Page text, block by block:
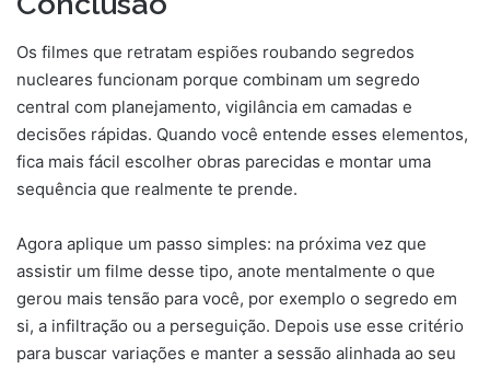
Os filmes que retratam espiões roubando segredos
nucleares funcionam porque combinam um segredo
central com planejamento, vigilância em camadas e
decisões rápidas. Quando você entende esses elementos,
fica mais fácil escolher obras parecidas e montar uma
sequência que realmente te prende.
Agora aplique um passo simples: na próxima vez que
assistir um filme desse tipo, anote mentalmente o que
gerou mais tensão para você, por exemplo o segredo em
si, a infiltração ou a perseguição. Depois use esse critério
para buscar variações e manter a sessão alinhada ao seu